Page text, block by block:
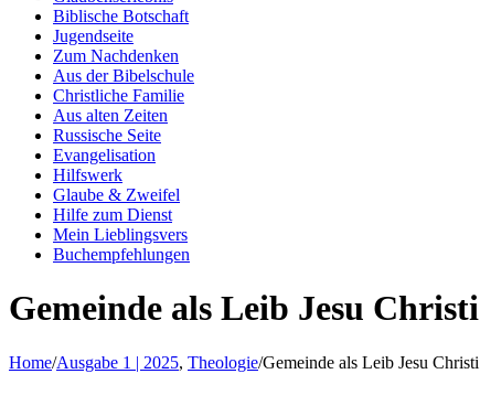
Biblische Botschaft
Jugendseite
Zum Nachdenken
Aus der Bibelschule
Christliche Familie
Aus alten Zeiten
Russische Seite
Evangelisation
Hilfswerk
Glaube & Zweifel
Hilfe zum Dienst
Mein Lieblingsvers
Buchempfehlungen
Gemeinde als Leib Jesu Christi
Home/Ausgabe 1 | 2025, Theologie/Gemeinde als Leib Jesu Christi